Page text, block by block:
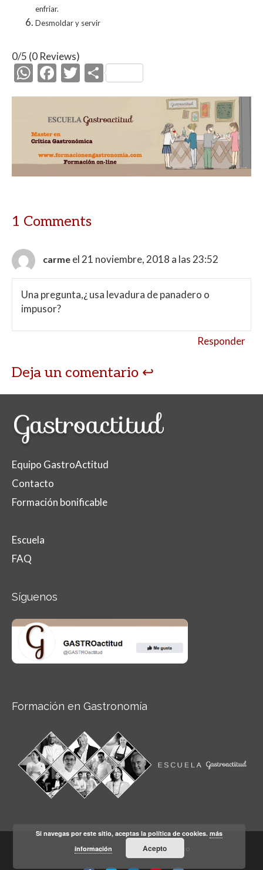
enfriar.
Desmoldar y servir
0/5 (0 Reviews)
W
h
at
s
A
p
F
ac
e
b
o
o
T
w
itt
er
C
o
p
ar
ti
1 Comments
carme el 21 noviembre, 2018 a las 23:52
Una pregunta,¿ usa levadura de panadero o
impusor?
Responder
Deja un comentario
Equipo GastroActitud
Contacto
Formación bonificable
Escuela
FAQ
Síguenos
Formación en Gastronomía
Aviso legal Condiciones de Uso
Si navegas por este sitio, aceptas la política de cookies.más
información
Acepto